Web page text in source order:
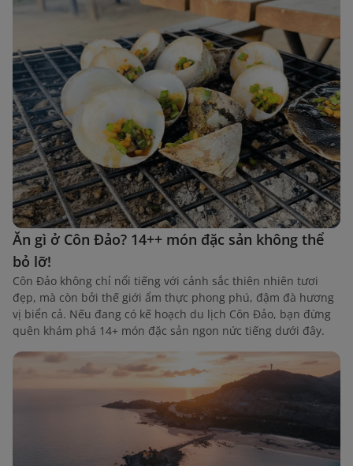
Ăn gì ở Côn Đảo? 14++ món đặc sản không thể
bỏ lỡ!
Côn Đảo không chỉ nổi tiếng với cảnh sắc thiên nhiên tươi
đẹp, mà còn bởi thế giới ẩm thực phong phú, đậm đà hương
vị biển cả. Nếu đang có kế hoạch du lịch Côn Đảo, bạn đừng
quên khám phá 14+ món đặc sản ngon nức tiếng dưới đây.